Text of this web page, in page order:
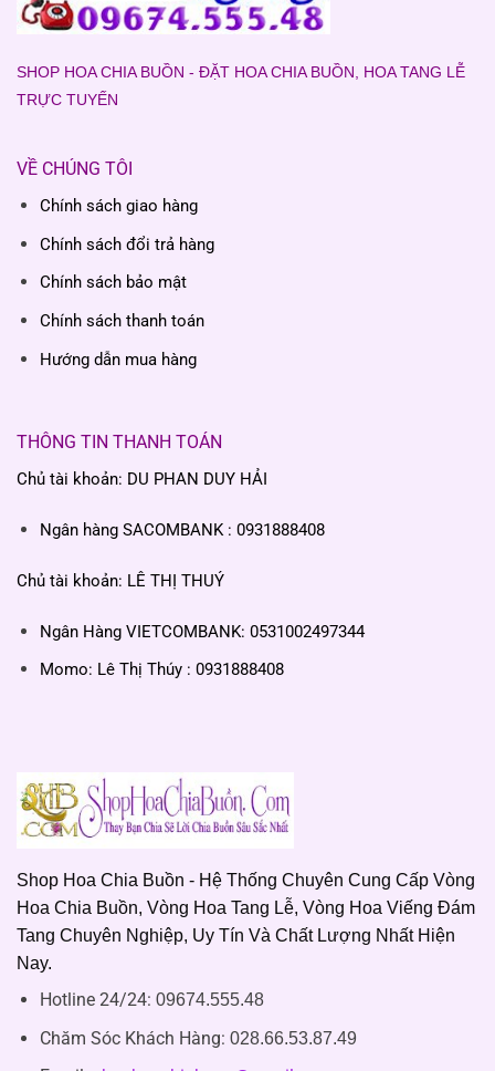
SHOP HOA CHIA BUỒN - ĐẶT HOA CHIA BUỒN, HOA TANG LỄ
TRỰC TUYẾN
VỀ CHÚNG TÔI
Chính sách giao hàng
Chính sách đổi trả hàng
Chính sách bảo mật
Chính sách thanh toán
Hướng dẫn mua hàng
THÔNG TIN THANH TOÁN
Chủ tài khoản: DU PHAN DUY HẢI
Ngân hàng SACOMBANK : 0931888408
Chủ tài khoản: LÊ THỊ THUÝ
Ngân Hàng VIETCOMBANK: 0531002497344
Momo: Lê Thị Thúy : 0931888408
Shop Hoa Chia Buồn - Hệ Thống Chuyên Cung Cấp Vòng
Hoa Chia Buồn, Vòng Hoa Tang Lễ, Vòng Hoa Viếng Đám
Tang Chuyên Nghiệp, Uy Tín Và Chất Lượng Nhất Hiện
Nay.
Hotline 24/24: 09674.555.48
Chăm Sóc Khách Hàng: 028.66.53.87.49